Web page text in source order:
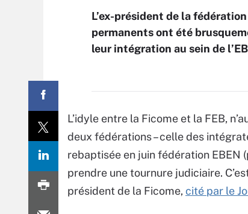
L’ex-président de la
permanents ont été
leur intégration au sein de
L’idyle entre la Ficome et la FEB,
deux fédérations – celle des
rebaptisée en juin fédération EBEN
prendre une tournure judiciaire.
président de la Ficome, cité par le